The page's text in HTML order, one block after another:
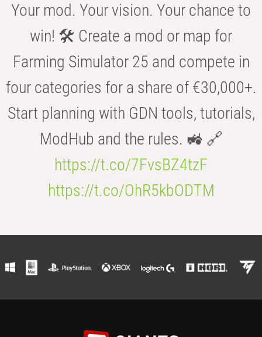
Your mod. Your vision. Your chance to
win! 🛠️ Create a mod or map for
Farming Simulator 25 and compete in
four categories for a share of €30,000+.
Start planning with GDN tools, tutorials,
ModHub and the rules. 🚜 🔗
https://t.co/7FvsBZ4tzF
https://t.co/OhR5kbODTM